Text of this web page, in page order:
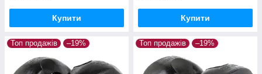
Купити Купити
Топ продажів –19% Топ продажів –19%